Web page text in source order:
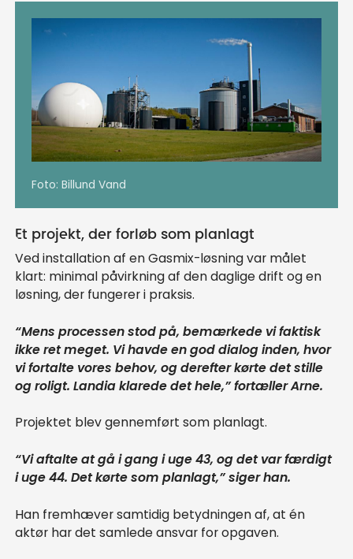
Foto: Billund Vand
Et projekt, der forløb som planlagt
Ved installation af en Gasmix-løsning var målet
klart: minimal påvirkning af den daglige drift og en
løsning, der fungerer i praksis.
“Mens processen stod på, bemærkede vi faktisk
ikke ret meget. Vi havde en god dialog inden, hvor
vi fortalte vores behov, og derefter kørte det stille
og roligt. Landia klarede det hele,” fortæller Arne.
Projektet blev gennemført som planlagt.
“Vi aftalte at gå i gang i uge 43, og det var færdigt
i uge 44. Det kørte som planlagt,” siger han.
Han fremhæver samtidig betydningen af, at én
aktør har det samlede ansvar for opgaven.